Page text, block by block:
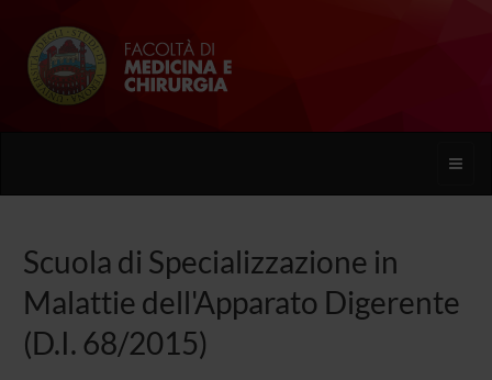
Toggle
Scuola di Specializzazione in
Malattie dell'Apparato Digerente
(D.I. 68/2015)